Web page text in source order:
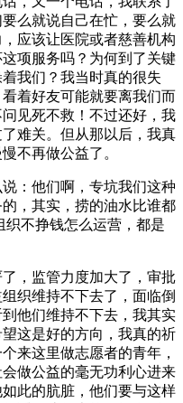
么就说自己在忙，要么就
应该让医院或者慈善机构
项服务吗？为何到了关键
我们？我当时真的很失
着好友可能就要离我们而
见死不救！不过还好，我
难关。但从那以后，我真
不再做公益了。
：他们啊，专坑我们这种
，其实，捞的油水比谁都
织不挣钱怎么运营，都是
，监管力度加大了，审批
织维持不下去了，面临倒
他们维持不下去，我其实
这是好的方向，我真的祈
来这里做志愿者的青年，
做公益的毫无功利心进来
此的肮脏，他们要与这样